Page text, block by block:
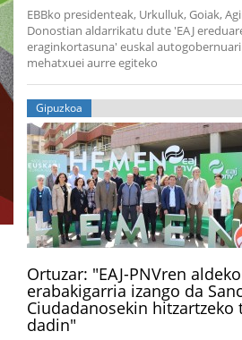
EBBko presidenteak, Urkulluk, Goiak,
Donostian aldarrikatu dute 'EAJ
eraginkortasuna' euskal
mehatxuei aurre egiteko
Gipuzkoa
Ortuzar: "EAJ-PNVren
erabakigarria izango da
Ciudadanosekin
dadin"